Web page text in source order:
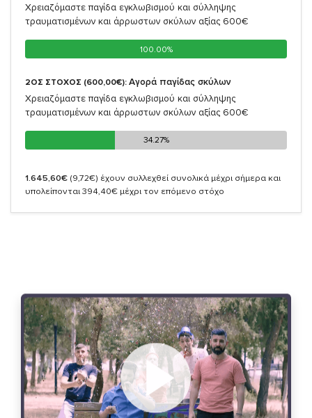
Χρειαζόμαστε παγίδα εγκλωβισμού και σύλληψης
τραυματισμένων και άρρωστων σκύλων αξίας 600€
100.00%
100.00%
2ΟΣ ΣΤΟΧΟΣ (600,00€): Αγορά παγίδας σκύλων
Χρειαζόμαστε παγίδα εγκλωβισμού και σύλληψης
τραυματισμένων και άρρωστων σκύλων αξίας 600€
34.27%
34.27%
1.645,60€ (9,72€) έχουν συλλεχθεί συνολικά μέχρι σήμερα και
υπολείπονται 394,40€ μέχρι τον επόμενο στόχο